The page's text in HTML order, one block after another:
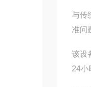
与传
准问
该设
24小